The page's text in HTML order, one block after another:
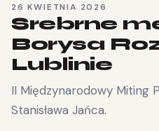
26 KWIETNIA 2026
Srebrne
Borysa
Lublinie
II Międzynarodowy Miting
Stanisława Jańca.